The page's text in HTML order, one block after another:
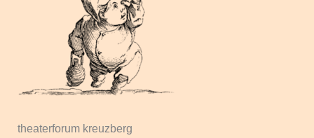
theaterforum kreuzberg